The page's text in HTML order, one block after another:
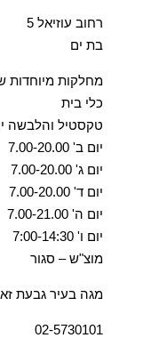
רחוב עוזיאל 5
בת ים
מחלקות מיוחדות
כלי בית
טקסטיל והלבשה יום א'
יום ב' 7.00-20.00
יום ג' 7.00-20.00
יום ד' 7.00-20.00
יום ה' 7.00-21.00
יום ו' 7:00-14:30
מוצ"ש – סגור
מגה בעיר גבעת
02-5730101